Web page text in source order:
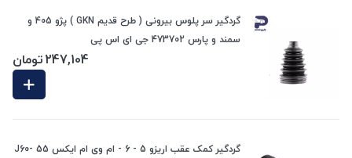
گردگیر سر پلوس بیرونی ( طرح قدیم GKN ) پژو 405 و
سمند و پارس 473702 جی ای اس پی
247,104تومان
گردگیر کمک عقب اریزو 5 - 6 - ام وی ام ایکس 55 J60-